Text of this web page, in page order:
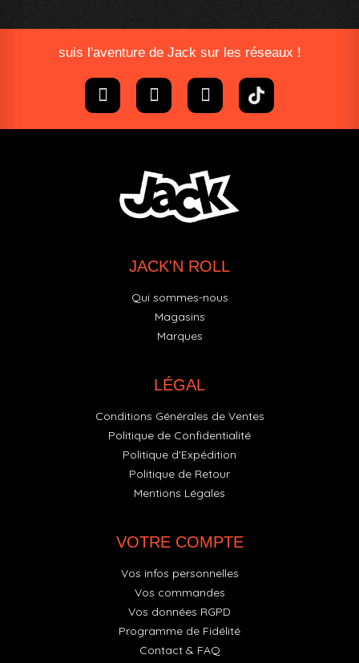
suis l'aventure de Jack sur les réseaux !
JACK'N ROLL
Qui sommes-nous
Magasins
Marques
LÉGAL
Conditions Générales de Ventes
Politique de Confidentialité
Politique d'Expédition
Politique de Retour
Mentions Légales
VOTRE COMPTE
Vos infos personnelles
Vos commandes
Vos données RGPD
Programme de Fidélité
Contact & FAQ